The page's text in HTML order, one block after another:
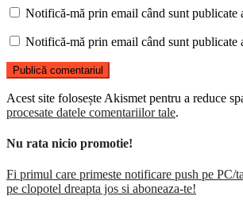
Notifică-mă prin email când sunt publicate
Notifică-mă prin email când sunt publicate
Acest site folosește Akismet pentru a reduce
procesate datele comentariilor tale.
Nu rata nicio promotie!
Fi primul care primeste notificare push pe PC/
pe clopotel dreapta jos si aboneaza-te!